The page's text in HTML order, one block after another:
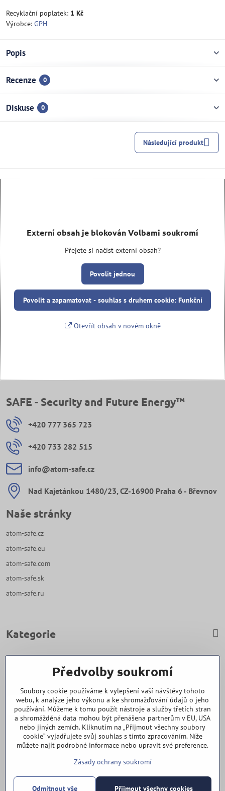
Recyklační poplatek: 1 Kč
Výrobce: GPH
Popis
Recenze 0
Diskuse 0
Následující produkt
Externí obsah je blokován Volbami soukromí
Přejete si načíst externí obsah?
Povolit jednou
Povolit a zapamatovat - souhlas s druhem cookie: Funkční
Otevřít obsah v novém okně
SAFE - Security and Future Energy™
+420 777 365 723
+420 733 282 515
info​@atom-safe​.cz
Nad Kajetánkou 1480/23, CZ-16900 Praha 6 - Břevnov
Naše stránky
atom-safe.cz
atom-safe.eu
atom-safe.com
atom-safe.sk
atom-safe.ru
Kategorie
Zavoláme Vám zpět
Váš telefon
Odeslat
Předvolby soukromí
Soubory cookie používáme k vylepšení vaší návštěvy tohoto
webu, k analýze jeho výkonu a ke shromažďování údajů o jeho
používání. Můžeme k tomu použít nástroje a služby třetích stran
a shromážděná data mohou být přenášena partnerům v EU, USA
nebo jiných zemích. Kliknutím na „Přijmout všechny soubory
cookie“ vyjadřujete svůj souhlas s tímto zpracováním. Níže
můžete najít podrobné informace nebo upravit své preference.
Zásady ochrany soukromí
Přijmout všechny cookies
Odmítnout vše